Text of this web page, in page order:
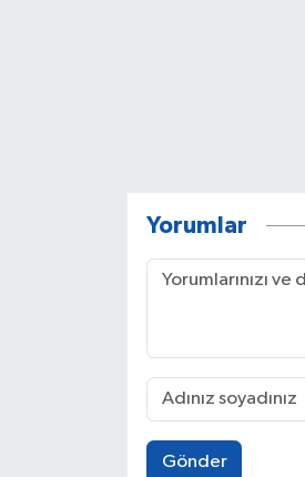
Yorumlar
Gönder